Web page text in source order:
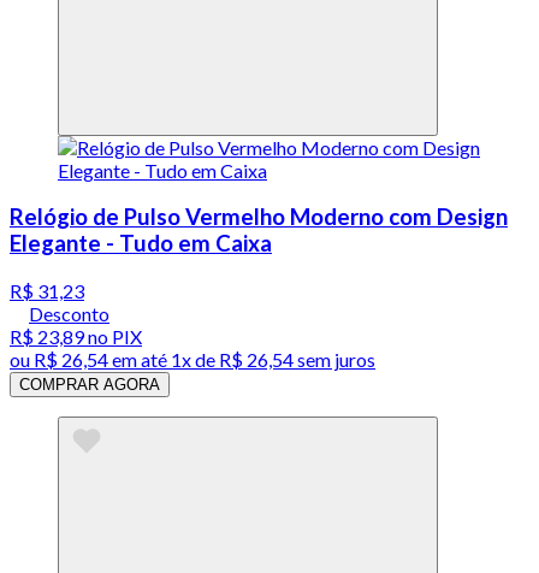
Relógio de Pulso Vermelho Moderno com Design
Elegante - Tudo em Caixa
R$ 31,23
Desconto
R$ 23,89no PIX
ou R$ 26,54em até 1x de R$ 26,54sem juros
COMPRAR AGORA